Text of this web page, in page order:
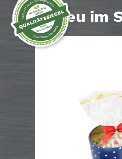
Neu im